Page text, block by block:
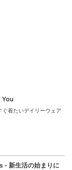
You
着たいデイリーウェア
- 新生活の始まりに